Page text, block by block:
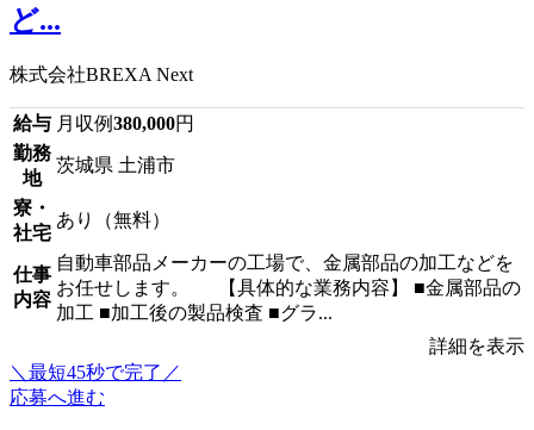
ど...
株式会社BREXA Next
給与 月収例380,000円
勤務
地
茨城県 土浦市
寮・
社宅
あり（無料）
仕事
内容
自動車部品メーカーの工場で、金属部品の加工などを
お任せします。 【具体的な業務内容】 ■金属部品の
加工 ■加工後の製品検査 ■グラ...
詳細を表示
＼最短45秒で完了／
応募へ進む